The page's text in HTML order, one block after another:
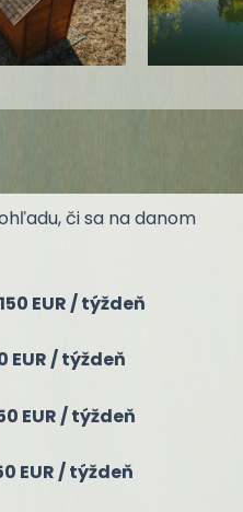
či sa na danom
EUR / týždeň
/ týždeň
EUR / týždeň
EUR / týždeň